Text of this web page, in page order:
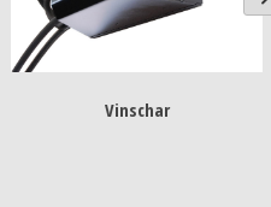
Vinschar